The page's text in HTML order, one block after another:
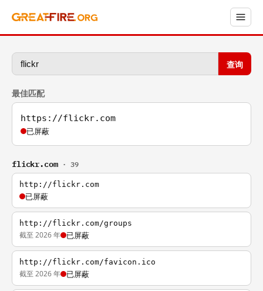
查询
最佳匹配
https://flickr.com
已屏蔽
flickr.com · 39
http://flickr.com
已屏蔽
http://flickr.com/groups
截至 2026 年 已屏蔽
http://flickr.com/favicon.ico
截至 2026 年 已屏蔽